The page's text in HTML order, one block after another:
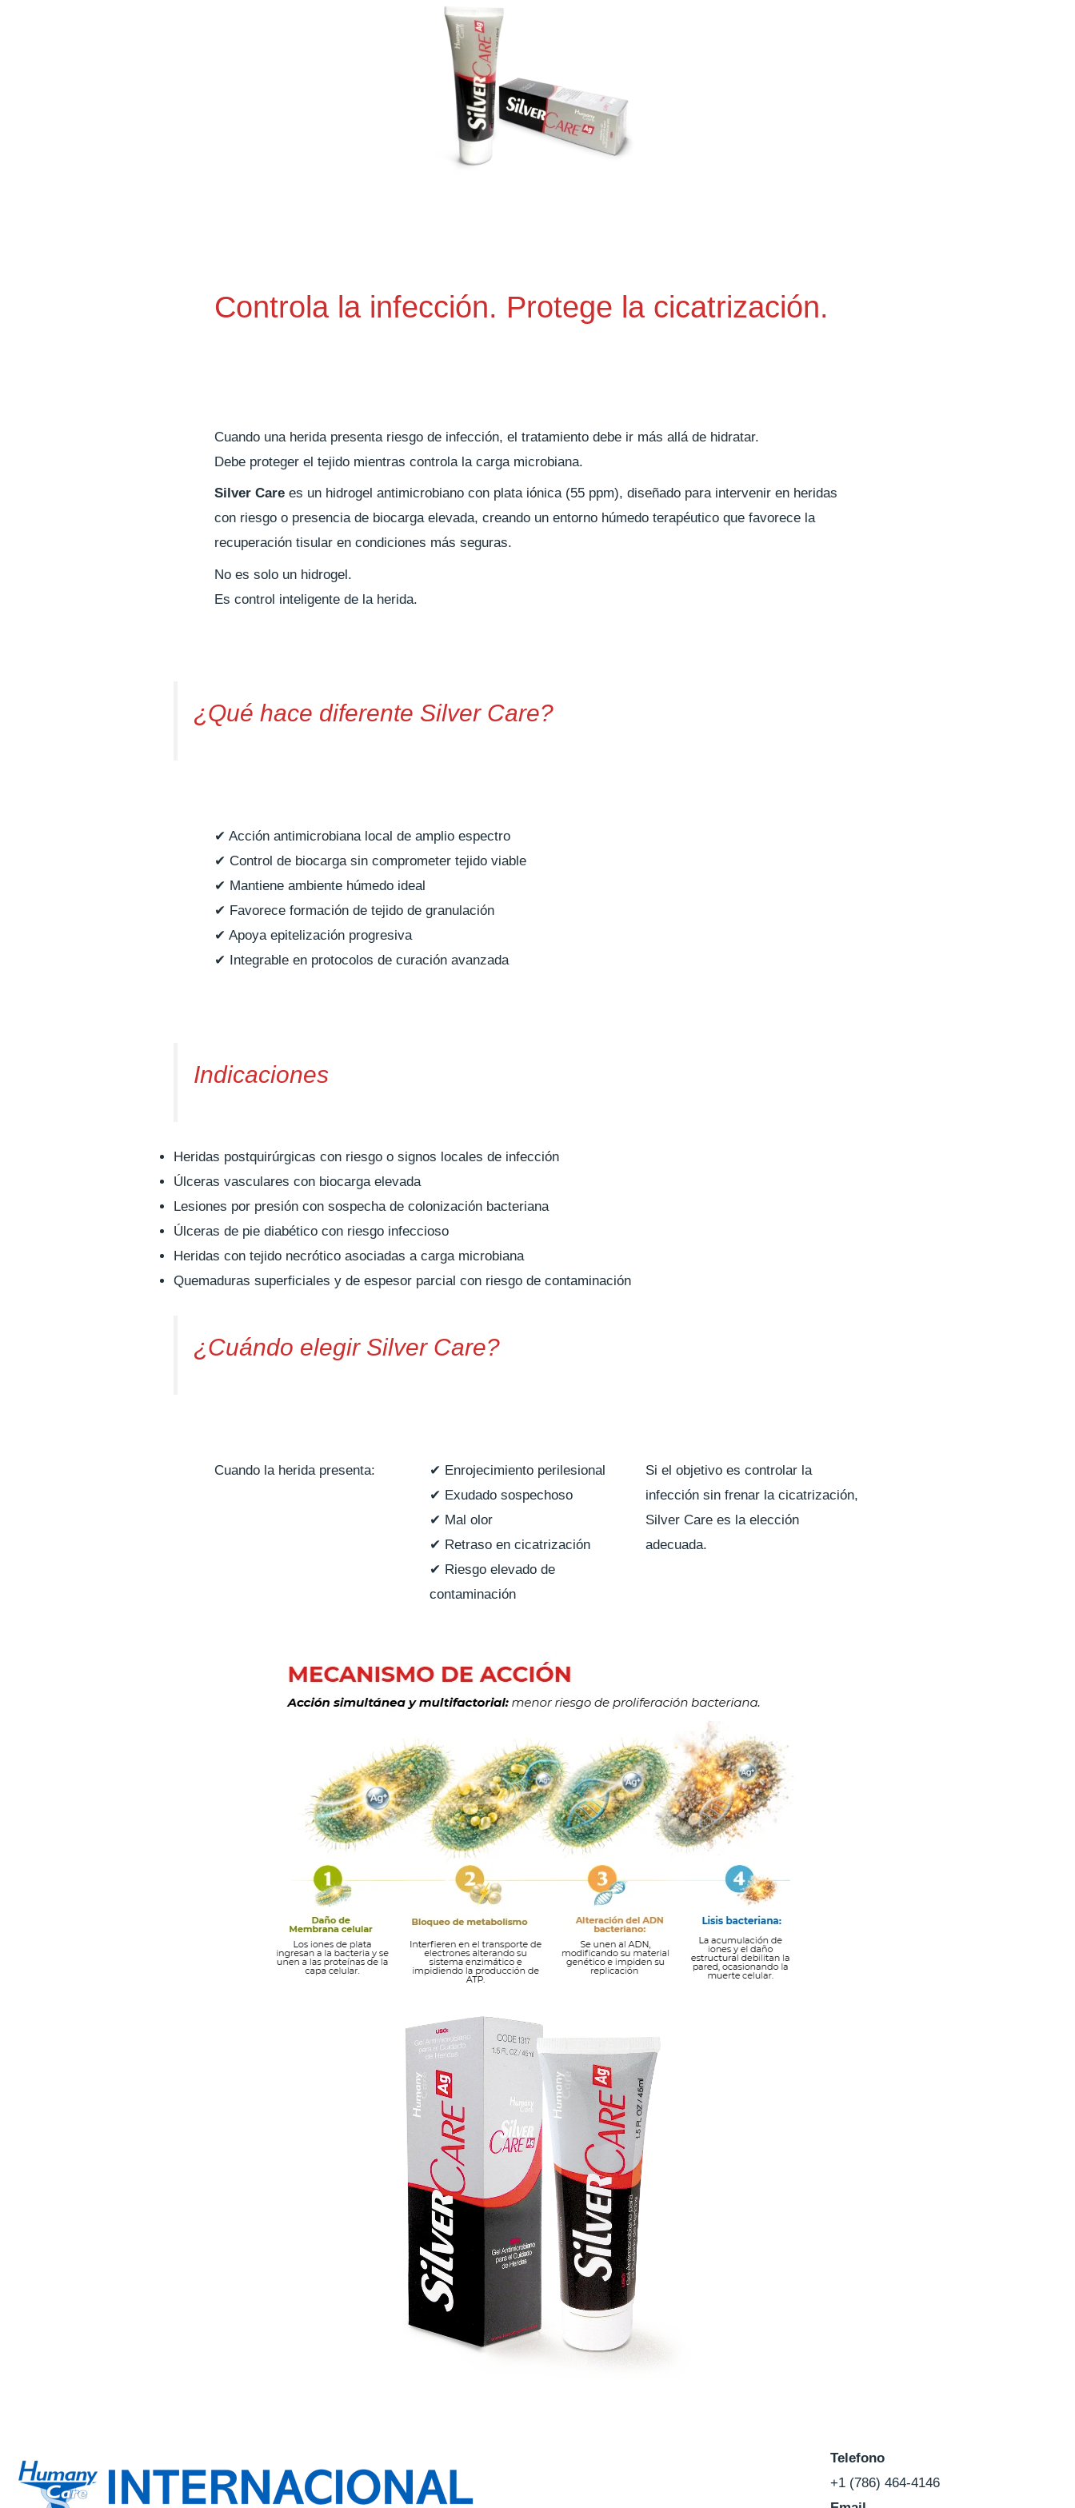
Controla la infección. Protege la cicatrización.
Cuando una herida presenta riesgo de infección, el tratamiento debe ir más allá de hidratar.
Debe proteger el tejido mientras controla la carga microbiana.
Silver Care es un hidrogel antimicrobiano con plata iónica (55 ppm), diseñado para intervenir en heridas
con riesgo o presencia de biocarga elevada, creando un entorno húmedo terapéutico que favorece la
recuperación tisular en condiciones más seguras.
No es solo un hidrogel.
Es control inteligente de la herida.
¿Qué hace diferente Silver Care?
✔ Acción antimicrobiana local de amplio espectro
✔ Control de biocarga sin comprometer tejido viable
✔ Mantiene ambiente húmedo ideal
✔ Favorece formación de tejido de granulación
✔ Apoya epitelización progresiva
✔ Integrable en protocolos de curación avanzada
Indicaciones
Heridas postquirúrgicas con riesgo o signos locales de infección
Úlceras vasculares con biocarga elevada
Lesiones por presión con sospecha de colonización bacteriana
Úlceras de pie diabético con riesgo infeccioso
Heridas con tejido necrótico asociadas a carga microbiana
Quemaduras superficiales y de espesor parcial con riesgo de contaminación
¿Cuándo elegir Silver Care?
Cuando la herida presenta:
✔ Enrojecimiento perilesional
✔ Exudado sospechoso
✔ Mal olor
✔ Retraso en cicatrización
✔ Riesgo elevado de
contaminación
Si el objetivo es controlar la
infección sin frenar la cicatrización,
Silver Care es la elección
adecuada.
Telefono
+1 (786) 464-4146